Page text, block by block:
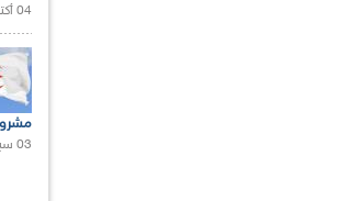
04 أكتوبر 2020 |
03 سبتمبر 2020 |